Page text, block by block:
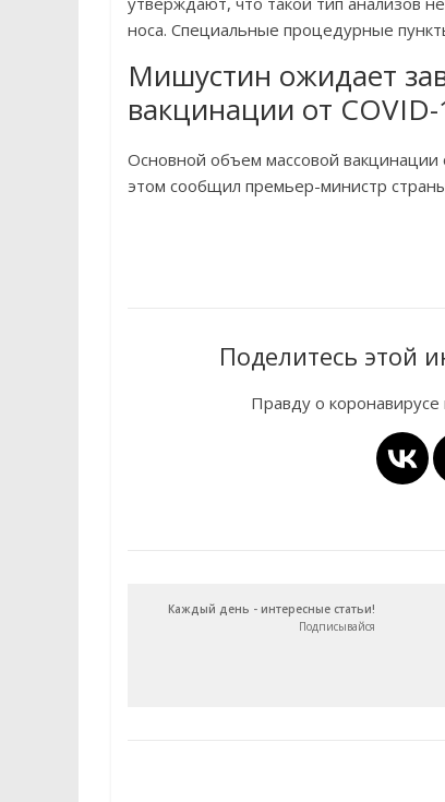
носа. Специальные процедурные
Мишустин ожидает
вакцинации от
Основной объем массовой
этом сообщил премьер-министр
Поделитесь этой
Правду о
Каждый день - интересные статьи!
Подписывайся